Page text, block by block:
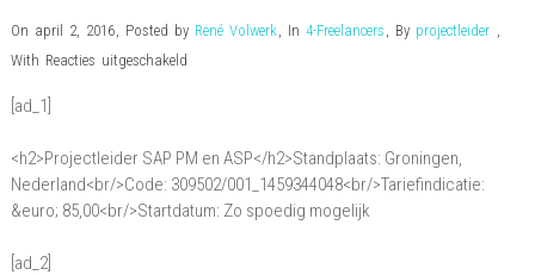
On april 2, 2016, Posted by René Volwerk, In 4-Freelancers , By projectleider ,
With Reacties uitgeschakeldvoor
SAP
PM
en
[ad_1]
<h2>Projectleider SAP PM en ASP</h2>Standplaats: Groningen,
Nederland<br/>Code: 309502/001_1459344048<br/>Tariefindicatie:
&euro; 85,00<br/>Startdatum: Zo spoedig mogelijk
[ad_2]